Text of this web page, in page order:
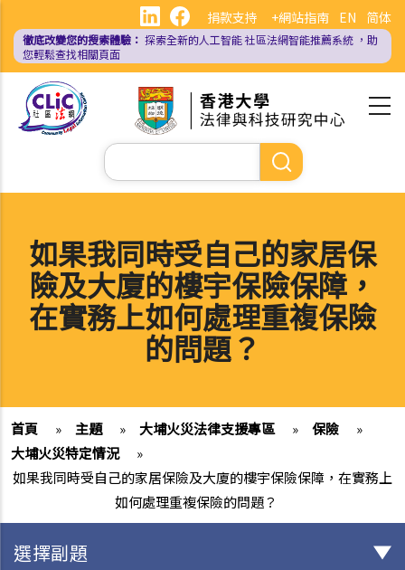
內
EN 简体
捐款支持 +網站指南
徹底改變您的搜索體驗： 探索全新的人工智能社區法網智能推薦系統 ，助
您輕鬆查找相關頁面
Search
如果我同時受自己的家居保
險及大廈的樓宇保險保障，
在實務上如何處理重複保險
的問題？
首頁 » 主題 » 大埔火災法律支援專區 » 保險
»
大埔火災特定情況
»
如果我同時受自己的家居保險及大廈的樓宇保險保障，在實務上
如何處理重複保險的問題？
選擇副題